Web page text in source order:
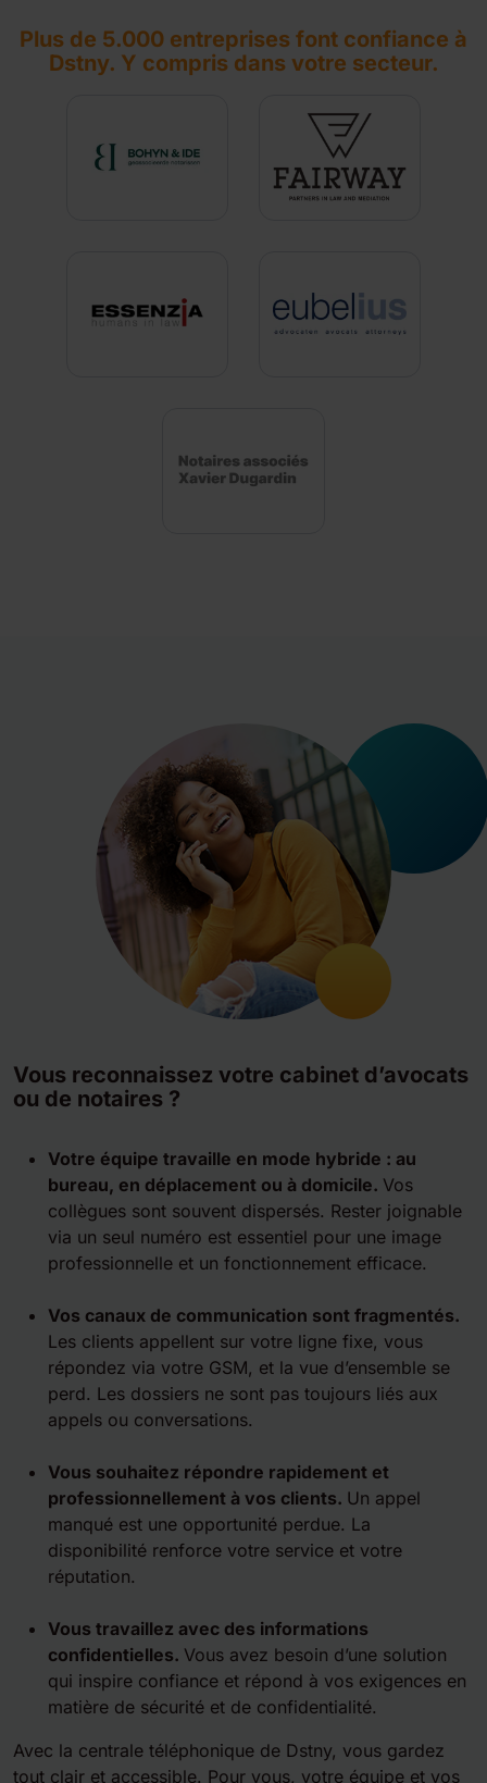
Plus de 5.000 entreprises font confiance à
Dstny. Y compris dans votre secteur.
Vous reconnaissez votre cabinet d’avocats
ou de notaires ?
Votre équipe travaille en mode hybride : au
bureau, en déplacement ou à domicile. Vos
collègues sont souvent dispersés. Rester joignable
via un seul numéro est essentiel pour une image
professionnelle et un fonctionnement efficace.
Vos canaux de communication sont fragmentés.
Les clients appellent sur votre ligne fixe, vous
répondez via votre GSM, et la vue d’ensemble se
perd. Les dossiers ne sont pas toujours liés aux
appels ou conversations.
Vous souhaitez répondre rapidement et
professionnellement à vos clients. Un appel
manqué est une opportunité perdue. La
disponibilité renforce votre service et votre
réputation.
Vous travaillez avec des informations
confidentielles. Vous avez besoin d’une solution
qui inspire confiance et répond à vos exigences en
matière de sécurité et de confidentialité.
Avec la centrale téléphonique de Dstny, vous gardez
tout clair et accessible. Pour vous, votre équipe et vos